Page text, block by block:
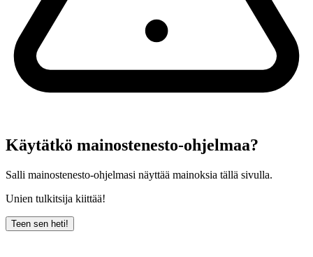
Käytätkö mainostenesto-ohjelmaa?
Salli mainostenesto-ohjelmasi näyttää mainoksia tällä sivulla.
Unien tulkitsija kiittää!
Teen sen heti!